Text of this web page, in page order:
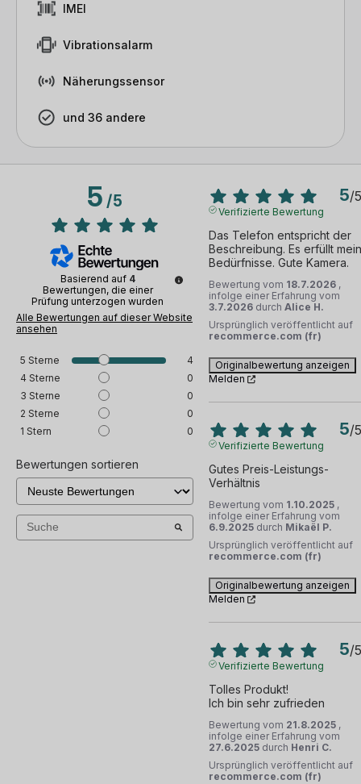
IMEI
Vibrationsalarm
Näherungssensor
und 36 andere
5/5
Basierend auf 4
Bewertungen, die einer
Prüfung unterzogen wurden
Alle Bewertungen auf dieser Website
ansehen
5 Sterne
4
4 Sterne
0
3 Sterne
0
2 Sterne
0
1 Stern 0
Bewertungen sortieren
5/5
Verifizierte Bewertung
Das Telefon entspricht der
Beschreibung. Es erfüllt
Bedürfnisse. Gute Kamera.
Bewertung vom 18.7.2026 ,
infolge einer Erfahrung vom
3.7.2026 durch Alice H.
Ursprünglich veröffentlicht auf
recommerce.com (fr)
Originalbewertung anzeigen
Melden
5/5
Verifizierte Bewertung
Gutes Preis-Leistungs-
Verhältnis
Bewertung vom 1.10.2025 ,
infolge einer Erfahrung vom
6.9.2025 durch Mikaël P.
Ursprünglich veröffentlicht auf
recommerce.com (fr)
Originalbewertung anzeigen
Melden
5/5
Verifizierte Bewertung
Tolles Produkt!
Ich bin sehr zufrieden
Bewertung vom 21.8.2025 ,
infolge einer Erfahrung vom
27.6.2025 durch Henri C.
Ursprünglich veröffentlicht auf
recommerce.com (fr)